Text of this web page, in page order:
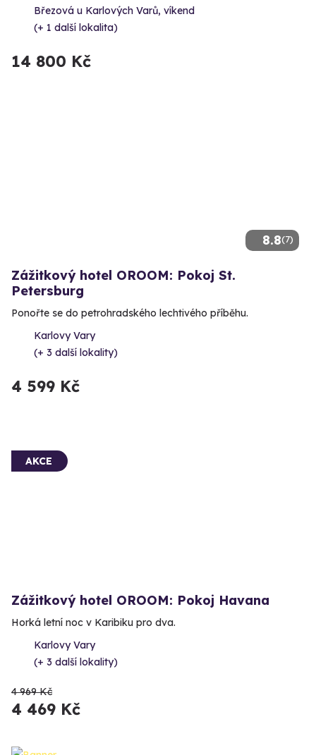
Březová u Karlových Varů, víkend
(+ 1 další lokalita)
14 800 Kč
8.8(7)
Zážitkový hotel OROOM: Pokoj St.
Petersburg
Ponořte se do petrohradského lechtivého příběhu.
Karlovy Vary
(+ 3 další lokality)
4 599 Kč
AKCE
Zážitkový hotel OROOM: Pokoj Havana
Horká letní noc v Karibiku pro dva.
Karlovy Vary
(+ 3 další lokality)
4 969 Kč
4 469 Kč